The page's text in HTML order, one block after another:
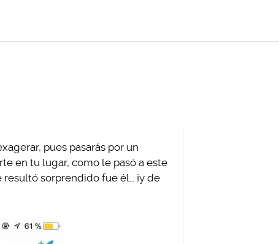
pues pasarás por un
en tu lugar, como le pasó a este
sorprendido fue él… ¡y de